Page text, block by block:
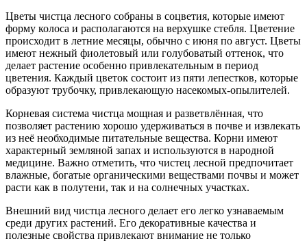
Цветы чистца лесного собраны в соцветия, которые имеют
форму колоса и располагаются на верхушке стебля. Цветение
происходит в летние месяцы, обычно с июня по август. Цветы
имеют нежный фиолетовый или голубоватый оттенок, что
делает растение особенно привлекательным в период
цветения. Каждый цветок состоит из пяти лепестков, которые
образуют трубочку, привлекающую насекомых-опылителей.
Корневая система чистца мощная и разветвлённая, что
позволяет растению хорошо удерживаться в почве и извлекать
из неё необходимые питательные вещества. Корни имеют
характерный земляной запах и используются в народной
медицине. Важно отметить, что чистец лесной предпочитает
влажные, богатые органическими веществами почвы и может
расти как в полутени, так и на солнечных участках.
Внешний вид чистца лесного делает его легко узнаваемым
среди других растений. Его декоративные качества и
полезные свойства привлекают внимание не только